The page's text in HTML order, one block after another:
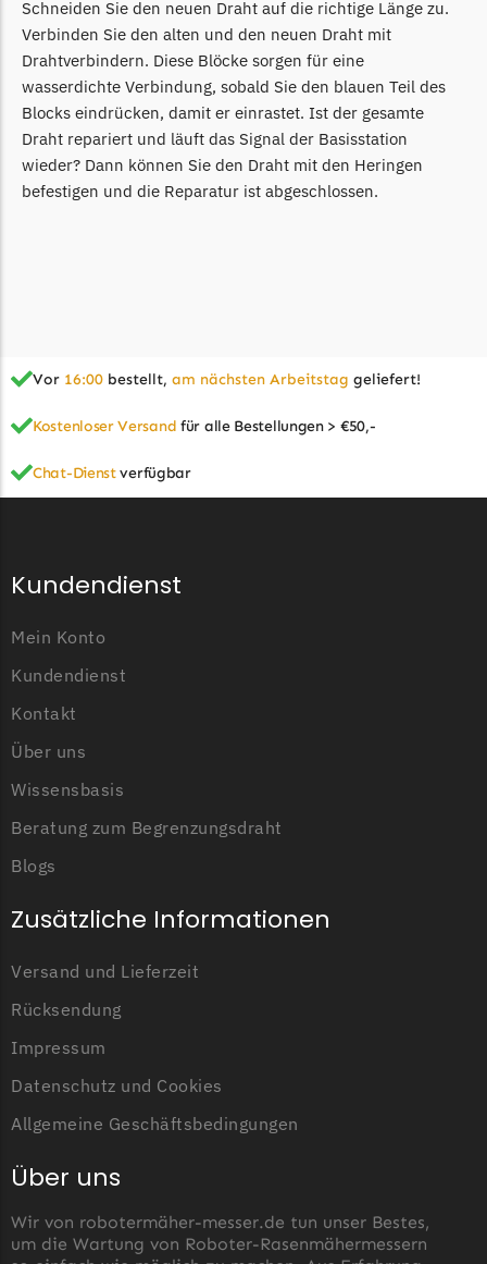
Lizard Messer
Begrenzungsdraht
LUX-Tools
LUX-Tools Messer
Begrenzungsdraht
Medion Messer
Begrenzungsdraht
Begrenzungsdraht
Begrenzungsdraht
MTD
MTD Messer
Begrenzungsdraht
NAC
NAC Messer
Orbex Messer
Begrenzungsdraht
Philips
Philips Messer
Powerplus Messer
Begrenzungsdraht
Schneiden Sie den neuen Draht auf die richtige Länge zu.
Verbinden Sie den alten und den neuen Draht mit
Drahtverbindern. Diese Blöcke sorgen für eine
wasserdichte Verbindung, sobald Sie den blauen Teil des
Blocks eindrücken, damit er einrastet. Ist der gesamte
Draht repariert und läuft das Signal der Basisstation
wieder? Dann können Sie den Draht mit den Heringen
befestigen und die Reparatur ist abgeschlossen.
Vor 16:00 bestellt, am nächsten Arbeitstag geliefert!
Kostenloser Versand für alle Bestellungen > €50,-
Chat-Dienstverfügbar
Kundendienst
Mein Konto
Kundendienst
Kontakt
Über uns
Wissensbasis
Beratung zum Begrenzungsdraht
Blogs
Zusätzliche Informationen
Versand und Lieferzeit
Rücksendung
Impressum
Datenschutz und Cookies
Allgemeine Geschäftsbedingungen
Über uns
Wir von robotermäher-messer.de tun unser Bestes,
um die Wartung von Roboter-Rasenmähermessern